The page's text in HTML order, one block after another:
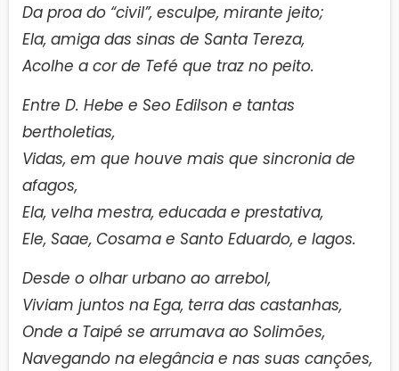
Da proa do “civil”, esculpe, mirante jeito;
Ela, amiga das sinas de Santa Tereza,
Acolhe a cor de Tefé que traz no peito.
Entre D. Hebe e Seo Edilson e tantas
bertholetias,
Vidas, em que houve mais que sincronia de
afagos,
Ela, velha mestra, educada e prestativa,
Ele, Saae, Cosama e Santo Eduardo, e lagos.
Desde o olhar urbano ao arrebol,
Viviam juntos na Ega, terra das castanhas,
Onde a Taipé se arrumava ao Solimões,
Navegando na elegância e nas suas canções,